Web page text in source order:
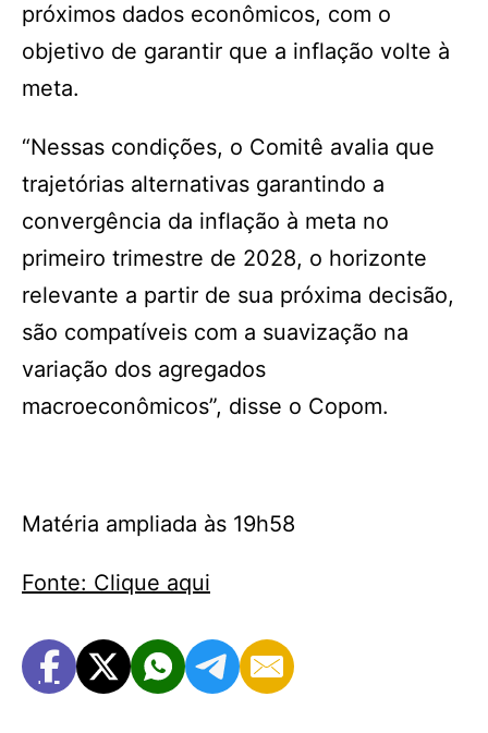
próximos dados econômicos, com o
objetivo de garantir que a inflação volte à
meta.
“Nessas condições, o Comitê avalia que
trajetórias alternativas garantindo a
convergência da inflação à meta no
primeiro trimestre de 2028, o horizonte
relevante a partir de sua próxima decisão,
são compatíveis com a suavização na
variação dos agregados
macroeconômicos”, disse o Copom.
Matéria ampliada às 19h58
Fonte: Clique aqui